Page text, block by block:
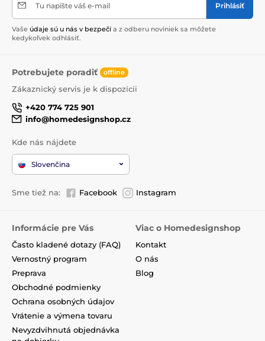
Tu napíšte váš e-mail Prihlásiť
Vaše údaje sú u nás v bezpečí a z odberu noviniek sa môžete
kedykoľvek odhlásiť.
Potrebujete poradiť offline
Zákaznický servis je k dispozícii
+420 774 725 901
info@homedesignshop.cz
Kde nás nájdete
Slovenčina
Sme tiež na: Facebook Instagram
Informácie pre Vás
Často kladené dotazy (FAQ)
Vernostný program
Preprava
Obchodné podmienky
Ochrana osobných údajov
Vrátenie a výmena tovaru
Nevyzdvihnutá objednávka
Viac o Homedesignshop
Kontakt
O nás
Blog